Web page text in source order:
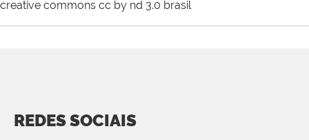
creative commons cc by nd 3.0 brasil
REDES SOCIAIS